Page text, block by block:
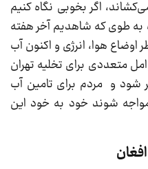
اگر بخوبی نگاه کنیم
به طوی که شاهدیم آخر هفته
هوا، انرژی و اکنون آب
متعددی برای تخلیه تهران
شود و مردم برای تامین آب
شوند خود به خود این